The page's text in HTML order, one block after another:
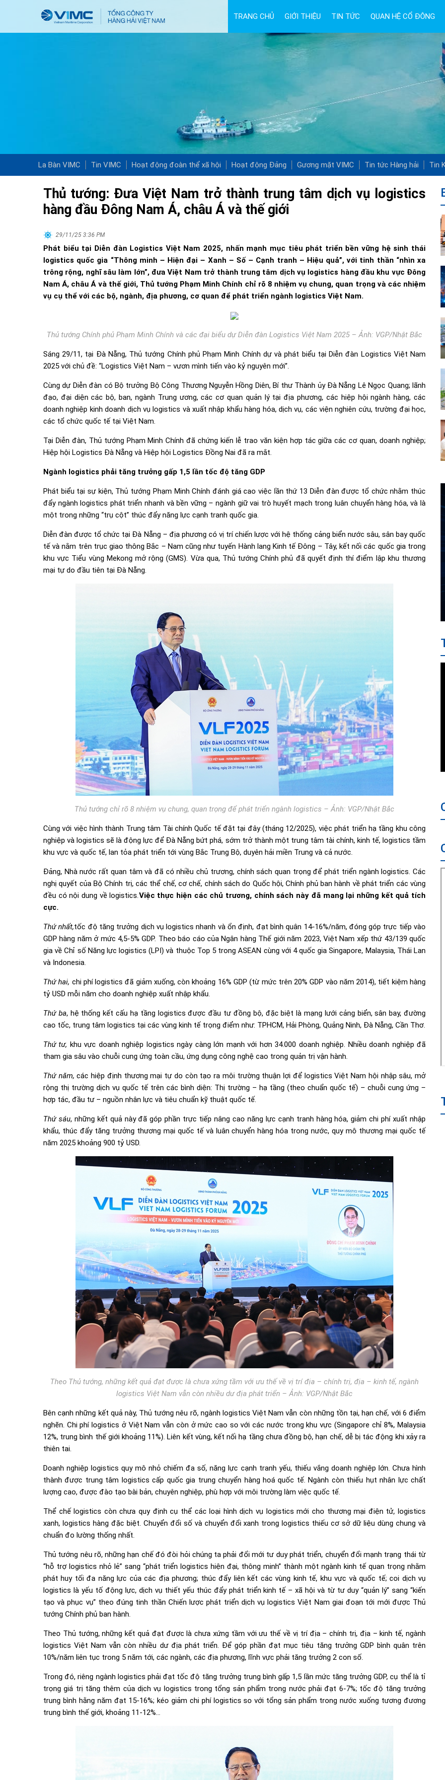
TRANG CHỦ GIỚI THIỆU TIN TỨC QUAN HỆ CỔ ĐÔNG
La Bàn VIMC Tin VIMC Hoạt động đoàn thể xã hội Hoạt động Đảng Gương mặt VIMC Tin tức Hàng hải Tin
Thủ tướng: Đưa Việt Nam trở thành trung tâm dịch vụ logistics
hàng đầu Đông Nam Á, châu Á và thế giới
29/11/25 3:36 PM
Phát biểu tại Diễn đàn Logistics Việt Nam 2025, nhấn mạnh mục tiêu phát triển bền vững hệ sinh thái
logistics quốc gia “Thông minh – Hiện đại – Xanh – Số – Cạnh tranh – Hiệu quả”, với tinh thần “nhìn xa
trông rộng, nghĩ sâu làm lớn”, đưa Việt Nam trở thành trung tâm dịch vụ logistics hàng đầu khu vực Đông
Nam Á, châu Á và thế giới, Thủ tướng Phạm Minh Chính chỉ rõ 8 nhiệm vụ chung, quan trọng và các nhiệm
vụ cụ thể với các bộ, ngành, địa phương, cơ quan để phát triển ngành logistics Việt Nam.
Thủ tướng Chính phủ Phạm Minh Chính và các đại biểu dự Diễn đàn Logistics Việt Nam 2025 – Ảnh: VGP/Nhật Bắc
Sáng 29/11, tại Đà Nẵng, Thủ tướng Chính phủ Phạm Minh Chính dự và phát biểu tại Diễn đàn Logistics Việt Nam
2025 với chủ đề: “Logistics Việt Nam – vươn mình tiến vào kỷ nguyên mới”.
Cùng dự Diễn đàn có Bộ trưởng Bộ Công Thương Nguyễn Hồng Diên, Bí thư Thành ủy Đà Nẵng Lê Ngọc Quang; lãnh
đạo, đại diện các bộ, ban, ngành Trung ương, các cơ quan quản lý tại địa phương, các hiệp hội ngành hàng, các
doanh nghiệp kinh doanh dịch vụ logistics và xuất nhập khẩu hàng hóa, dịch vụ, các viện nghiên cứu, trường đại học,
các tổ chức quốc tế tại Việt Nam.
Tại Diễn đàn, Thủ tướng Phạm Minh Chính đã chứng kiến lễ trao văn kiện hợp tác giữa các cơ quan, doanh nghiệp;
Hiệp hội Logistics Đà Nẵng và Hiệp hội Logistics Đồng Nai đã ra mắt.
Ngành logistics phải tăng trưởng gấp 1,5 lần tốc độ tăng GDP
Phát biểu tại sự kiện, Thủ tướng Phạm Minh Chính đánh giá cao việc lần thứ 13 Diễn đàn được tổ chức nhằm thúc
đẩy ngành logistics phát triển nhanh và bền vững – ngành giữ vai trò huyết mạch trong luân chuyển hàng hóa, và là
một trong những “trụ cột” thúc đẩy năng lực cạnh tranh quốc gia.
Diễn đàn được tổ chức tại Đà Nẵng – địa phương có vị trí chiến lược với hệ thống cảng biển nước sâu, sân bay quốc
tế và nằm trên trục giao thông Bắc – Nam cũng như tuyến Hành lang Kinh tế Đông – Tây, kết nối các quốc gia trong
khu vực Tiểu vùng Mekong mở rộng (GMS). Vừa qua, Thủ tướng Chính phủ đã quyết định thí điểm lập khu thương
mại tự do đầu tiên tại Đà Nẵng.
Thủ tướng chỉ rõ 8 nhiệm vụ chung, quan trọng để phát triển ngành logistics – Ảnh: VGP/Nhật Bắc
Cùng với việc hình thành Trung tâm Tài chính Quốc tế đặt tại đây (tháng 12/2025), việc phát triển hạ tầng khu công
nghiệp và logistics sẽ là động lực để Đà Nẵng bứt phá, sớm trở thành một trung tâm tài chính, kinh tế, logistics tầm
khu vực và quốc tế, lan tỏa phát triển tới vùng Bắc Trung Bộ, duyên hải miền Trung và cả nước.
Đảng, Nhà nước rất quan tâm và đã có nhiều chủ trương, chính sách quan trọng để phát triển ngành logistics. Các
nghị quyết của Bộ Chính trị, các thể chế, cơ chế, chính sách do Quốc hội, Chính phủ ban hành về phát triển các vùng
đều có nội dung về logistics.Việc thực hiện các chủ trương, chính sách này đã mang lại những kết quả tích
cực.
Thứ nhất,tốc độ tăng trưởng dịch vụ logistics nhanh và ổn định, đạt bình quân 14-16%/năm, đóng góp trực tiếp vào
GDP hàng năm ở mức 4,5-5% GDP. Theo báo cáo của Ngân hàng Thế giới năm 2023, Việt Nam xếp thứ 43/139 quốc
gia về Chỉ số Năng lực logistics (LPI) và thuộc Top 5 trong ASEAN cùng với 4 quốc gia Singapore, Malaysia, Thái Lan
và Indonesia.
Thứ hai, chi phí logistics đã giảm xuống, còn khoảng 16% GDP (từ mức trên 20% GDP vào năm 2014), tiết kiệm hàng
tỷ USD mỗi năm cho doanh nghiệp xuất nhập khẩu.
Thứ ba, hệ thống kết cấu hạ tầng logistics được đầu tư đồng bộ, đặc biệt là mạng lưới cảng biển, sân bay, đường
cao tốc, trung tâm logistics tại các vùng kinh tế trọng điểm như: TPHCM, Hải Phòng, Quảng Ninh, Đà Nẵng, Cần Thơ.
Thứ tư, khu vực doanh nghiệp logistics ngày càng lớn mạnh với hơn 34.000 doanh nghiệp. Nhiều doanh nghiệp đã
tham gia sâu vào chuỗi cung ứng toàn cầu, ứng dụng công nghệ cao trong quản trị vận hành.
Thứ năm, các hiệp định thương mại tự do còn tạo ra môi trường thuận lợi để logistics Việt Nam hội nhập sâu, mở
rộng thị trường dịch vụ quốc tế trên các bình diện: Thị trường – hạ tầng (theo chuẩn quốc tế) – chuỗi cung ứng –
hợp tác, đầu tư – nguồn nhân lực và tiêu chuẩn kỹ thuật quốc tế.
Thứ sáu, những kết quả này đã góp phần trực tiếp nâng cao năng lực cạnh tranh hàng hóa, giảm chi phí xuất nhập
khẩu, thúc đẩy tăng trưởng thương mại quốc tế và luân chuyển hàng hóa trong nước, quy mô thương mại quốc tế
năm 2025 khoảng 900 tỷ USD.
Theo Thủ tướng, những kết quả đạt được là chưa xứng tầm với ưu thế về vị trí địa – chính trị, địa – kinh tế, ngành
logistics Việt Nam vẫn còn nhiều dư địa phát triển – Ảnh: VGP/Nhật Bắc
Bên cạnh những kết quả này, Thủ tướng nêu rõ, ngành logistics Việt Nam vẫn còn những tồn tại, hạn chế, với 6 điểm
nghẽn. Chi phí logistics ở Việt Nam vẫn còn ở mức cao so với các nước trong khu vực (Singapore chỉ 8%, Malaysia
12%, trung bình thế giới khoảng 11%). Liên kết vùng, kết nối hạ tầng chưa đồng bộ, hạn chế, dễ bị tác động khi xảy ra
thiên tai.
Doanh nghiệp logistics quy mô nhỏ chiếm đa số, năng lực cạnh tranh yếu, thiếu vắng doanh nghiệp lớn. Chưa hình
thành được trung tâm logistics cấp quốc gia trung chuyển hàng hoá quốc tế. Ngành còn thiếu hụt nhân lực chất
lượng cao, được đào tạo bài bản, chuyên nghiệp, phù hợp với môi trường làm việc quốc tế.
Thể chế logistics còn chưa quy định cụ thể các loại hình dịch vụ logistics mới cho thương mại điện tử, logistics
xanh, logistics hàng đặc biệt. Chuyển đổi số và chuyển đổi xanh trong logistics thiếu cơ sở dữ liệu dùng chung và
chuẩn đo lường thống nhất.
Thủ tướng nêu rõ, những hạn chế đó đòi hỏi chúng ta phải đổi mới tư duy phát triển, chuyển đổi mạnh trạng thái từ
“hỗ trợ logistics nhỏ lẻ” sang “phát triển logistics hiện đại, thông minh” thành một ngành kinh tế quan trọng nhằm
phát huy tối đa năng lực của các địa phương; thúc đẩy liên kết các vùng kinh tế, khu vực và quốc tế; coi dịch vụ
logistics là yếu tố động lực, dịch vụ thiết yếu thúc đẩy phát triển kinh tế – xã hội và từ tư duy “quản lý” sang “kiến
tạo và phục vụ” theo đúng tinh thần Chiến lược phát triển dịch vụ logistics Việt Nam giai đoạn tới mới được Thủ
tướng Chính phủ ban hành.
Theo Thủ tướng, những kết quả đạt được là chưa xứng tầm với ưu thế về vị trí địa – chính trị, địa – kinh tế, ngành
logistics Việt Nam vẫn còn nhiều dư địa phát triển. Để góp phần đạt mục tiêu tăng trưởng GDP bình quân trên
10%/năm liên tục trong 5 năm tới, các ngành, các địa phương, lĩnh vực phải tăng trưởng 2 con số.
Trong đó, riêng ngành logistics phải đạt tốc độ tăng trưởng trung bình gấp 1,5 lần mức tăng trưởng GDP, cụ thể là tỉ
trọng giá trị tăng thêm của dịch vụ logistics trong tổng sản phẩm trong nước phải đạt 6-7%; tốc độ tăng trưởng
trung bình hằng năm đạt 15-16%; kéo giảm chi phí logistics so với tổng sản phẩm trong nước xuống tương đương
trung bình thế giới, khoảng 11-12%…